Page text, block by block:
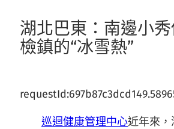
湖北巴東：南邊小
檢鎮的“冰雪熱”
巡迴健康管理中心近年來，